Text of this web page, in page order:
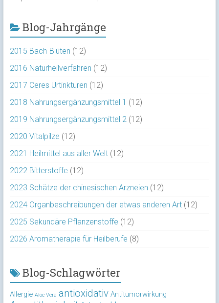
Blog-Jahrgänge
2015 Bach-Blüten (12)
2016 Naturheilverfahren (12)
2017 Ceres Urtinkturen (12)
2018 Nahrungsergänzungsmittel 1 (12)
2019 Nahrungsergänzungsmittel 2 (12)
2020 Vitalpilze (12)
2021 Heilmittel aus aller Welt(12)
2022 Bitterstoffe (12)
2023 Schätze der chinesischen Arzneien (12)
2024 Organbeschreibungen der etwas anderen Art(12)
2025 Sekundäre Pflanzenstoffe (12)
2026 Aromatherapie für Heilberufe (8)
Blog-Schlagwörter
Allergie Aloe Vera antioxidativ Antitumorwirkung